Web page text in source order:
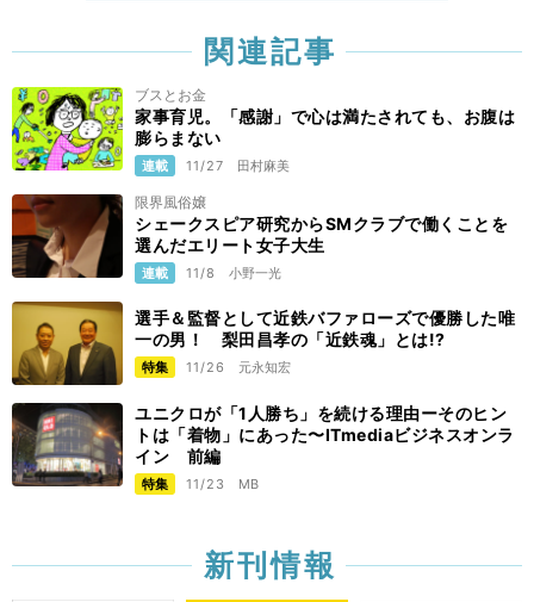
関連記事
ブスとお金
家事育児。「感謝」で心は満たされても、お腹は
膨らまない
連載 11/27 田村麻美
限界風俗嬢
シェークスピア研究からSMクラブで働くことを
選んだエリート女子大生
連載 11/8 小野一光
選手＆監督として近鉄バファローズで優勝した唯
一の男！ 梨田昌孝の「近鉄魂」とは!?
特集 11/26 元永知宏
ユニクロが「1人勝ち」を続ける理由ーそのヒン
トは「着物」にあった〜ITmediaビジネスオンラ
イン 前編
特集 11/23 MB
新刊情報